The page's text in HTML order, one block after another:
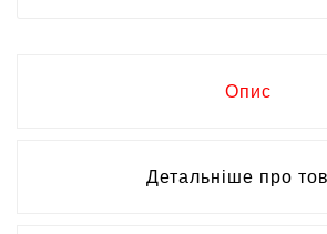
Опис
Детальніше про